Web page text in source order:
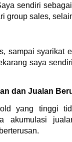
sendiri
group sales,
sampai syarikat
saya
dan Jualan
yang tinggi
akumulasi